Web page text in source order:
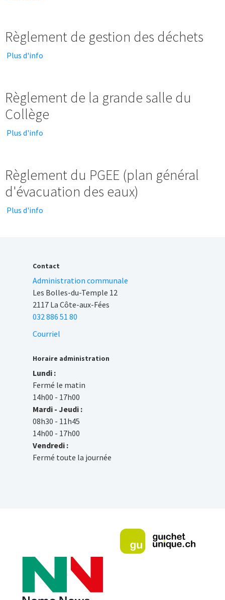
Règlement de gestion des déchets
Plus d'info
Règlement de la grande salle du
Collège
Plus d'info
Règlement du PGEE (plan général
d'évacuation des eaux)
Plus d'info
Contact
Administration communale
Les Bolles-du-Temple 12
2117 La Côte-aux-Fées
032 886 51 80
Courriel
Horaire administration
Lundi :
Fermé le matin
14h00 - 17h00
Mardi - Jeudi :
08h30 - 11h45
14h00 - 17h00
Vendredi :
Fermé toute la journée